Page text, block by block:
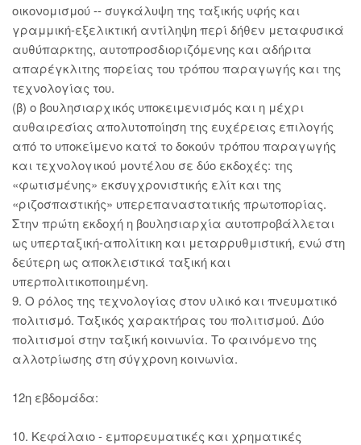
οικονομισμού -- συγκάλυψη της ταξικής υφής και
γραμμική-εξελικτική αντίληψη περί δήθεν μεταφυσικά
αυθύπαρκτης, αυτοπροσδιοριζόμενης και αδήριτα
απαρέγκλιτης πορείας του τρόπου παραγωγής και της
τεχνολογίας του.
(β) ο βουλησιαρχικός υποκειμενισμός και η μέχρι
αυθαιρεσίας απολυτοποίηση της ευχέρειας επιλογής
από το υποκείμενο κατά το δοκούν τρόπου παραγωγής
και τεχνολογικού μοντέλου σε δύο εκδοχές: της
«φωτισμένης» εκσυγχρονιστικής ελίτ και της
«ριζοσπαστικής» υπερεπαναστατικής πρωτοπορίας.
Στην πρώτη εκδοχή η βουλησιαρχία αυτοπροβάλλεται
ως υπερταξική-απολίτικη και μεταρρυθμιστική, ενώ στη
δεύτερη ως αποκλειστικά ταξική και
υπερπολιτικοποιημένη.
9. Ο ρόλος της τεχνολογίας στον υλικό και πνευματικό
πολιτισμό. Ταξικός χαρακτήρας του πολιτισμού. Δύο
πολιτισμοί στην ταξική κοινωνία. Το φαινόμενο της
αλλοτρίωσης στη σύγχρονη κοινωνία.
12η εβδομάδα:
10. Κεφάλαιο - εμπορευματικές και χρηματικές